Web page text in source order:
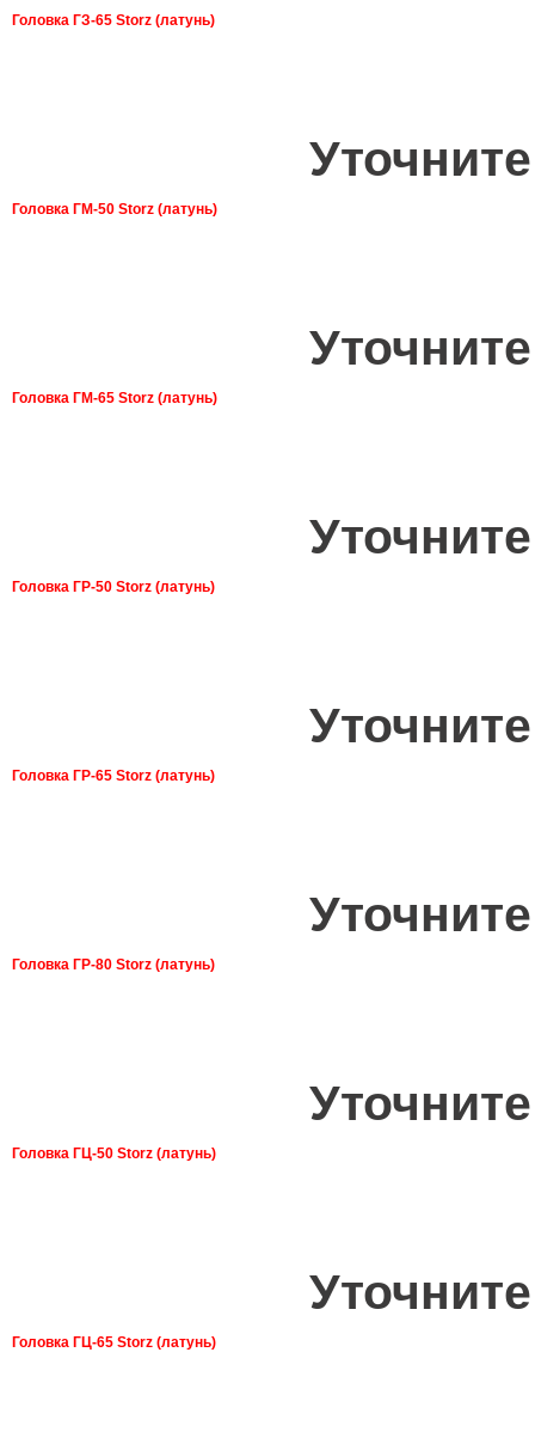
Головка ГЗ-65 Storz (латунь)
Головка ГМ-50 Storz (латунь)
Головка ГМ-65 Storz (латунь)
Головка ГР-50 Storz (латунь)
Головка ГР-65 Storz (латунь)
Головка ГР-80 Storz (латунь)
Головка ГЦ-50 Storz (латунь)
Головка ГЦ-65 Storz (латунь)